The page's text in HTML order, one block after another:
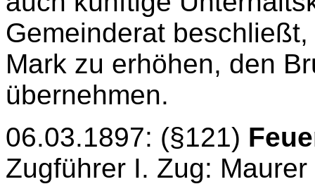
Gemeinderat
Mark zu erhöhen, den
übernehmen.
06.03.1897: (§121)
Zugführer I. Zug: